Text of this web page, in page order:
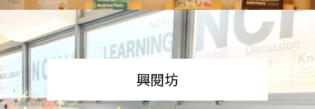
興閱坊